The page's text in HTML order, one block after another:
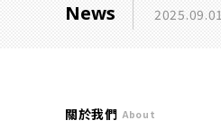
News 2025.09.01
關於我們 About